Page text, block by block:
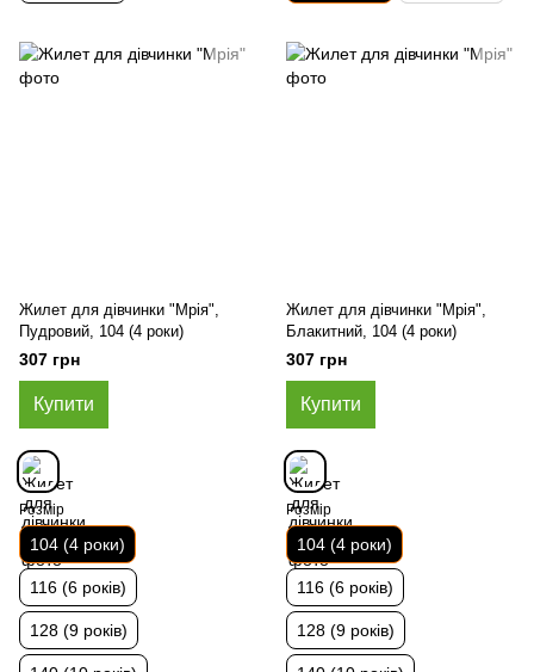
Жилет для дівчинки "Мрія",
Пудровий, 104 (4 роки)
307 грн
Купити
Розмір
104 (4 роки)
116 (6 років)
128 (9 років)
Жилет для дівчинки "Мрія",
Блакитний, 104 (4 роки)
307 грн
Купити
Розмір
104 (4 роки)
116 (6 років)
128 (9 років)